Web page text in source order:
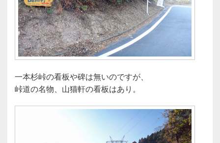
一本杉峠の看板や碑は無いのですが、
峠道の名物、山猫軒の看板はあり。